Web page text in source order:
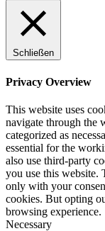
Schließen
Privacy Overview
This website uses
navigate through the
categorized as
essential for the
also use third-party
you use this website.
only with your
cookies. But opting
browsing experience.
Necessary